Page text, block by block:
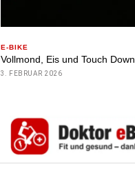
E-BIKE
Vollmond, Eis und Touch Down
3. FEBRUAR 2026